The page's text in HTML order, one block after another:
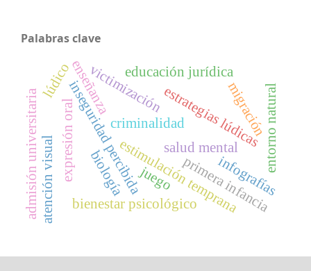
Palabras clave
criminalidad
salud mental
victimización
inseguridad percibida
bienestar psicológico
estimulación temprana
primera infancia
estrategias lúdicas
expresión oral
atención visual infografías
admisión universitaria biología
entorno natural
educación jurídica
juego
lúdicoenseñanza migración